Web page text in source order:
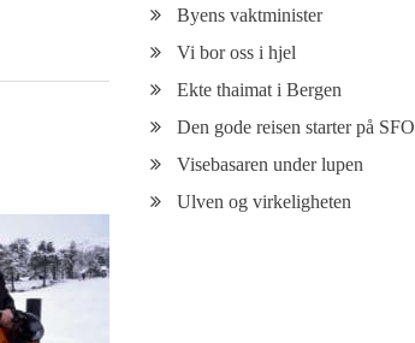
Byens vaktminister
Vi bor oss i hjel
Ekte thaimat i Bergen
Den gode reisen starter på SFO
Visebasaren under lupen
Ulven og virkeligheten